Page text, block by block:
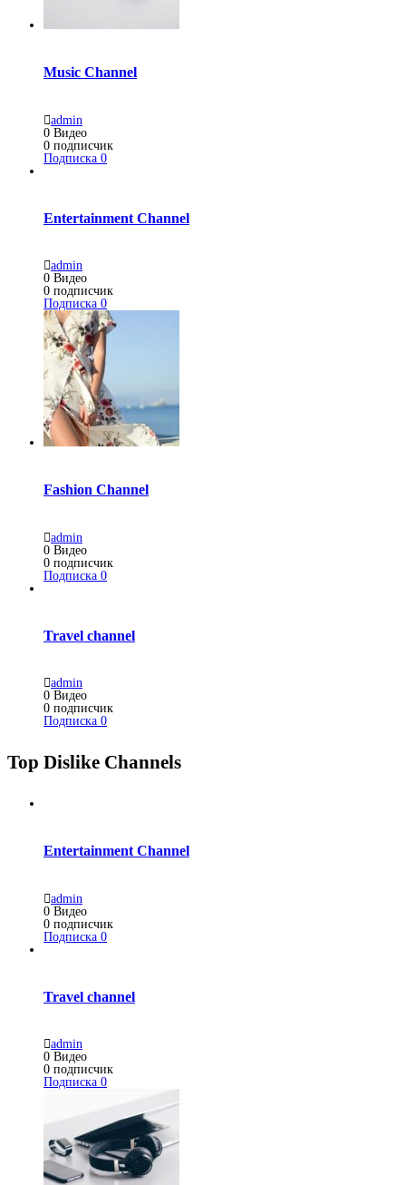
Music Channel
admin
0 Видео
0 подписчик
Подписка 0
Entertainment Channel
admin
0 Видео
0 подписчик
Подписка 0
Fashion Channel
admin
0 Видео
0 подписчик
Подписка 0
Travel channel
admin
0 Видео
0 подписчик
Подписка 0
Top Dislike Channels
Entertainment Channel
admin
0 Видео
0 подписчик
Подписка 0
Travel channel
admin
0 Видео
0 подписчик
Подписка 0